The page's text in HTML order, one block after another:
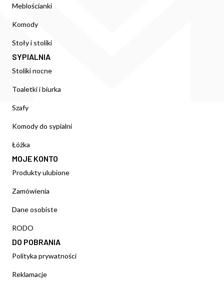
Meblościanki
Komody
Stoły i stoliki
SYPIALNIA
Stoliki nocne
Toaletki i biurka
Szafy
Komody do sypialni
Łóżka
MOJE KONTO
Produkty ulubione
Zamówienia
Dane osobiste
RODO
DO POBRANIA
Polityka prywatności
Reklamacje